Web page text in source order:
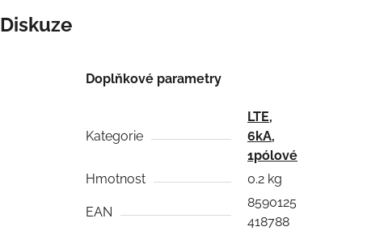
Diskuze
Doplňkové parametry
Kategorie
LTE,
6kA,
1pólové
Hmotnost
0.2 kg
EAN
8590125
418788